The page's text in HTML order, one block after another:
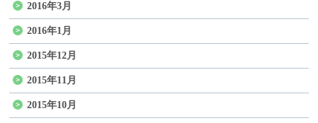
2016年3月
2016年1月
2015年12月
2015年11月
2015年10月